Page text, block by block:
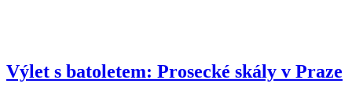
Výlet s batoletem: Prosecké skály v Praze